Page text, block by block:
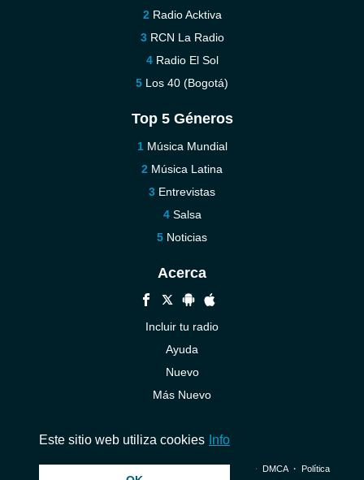
Radio Acktiva
RCN La Radio
Radio El Sol
Los 40 (Bogotá)
Top 5 Géneros
Música Mundial
Música Latina
Entrevistas
Salsa
Noticias
Acerca
Incluir tu radio
Ayuda
Nuevo
Más Nuevo
© 2026 InstantAudio. Reservados todos los derechos. ・ DMCA・ Política
Este sitio web utiliza cookies Info